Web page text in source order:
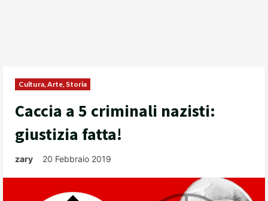
Cultura, Arte, Storia
Caccia a 5 criminali nazisti:
giustizia fatta!
zary 20 Febbraio 2019